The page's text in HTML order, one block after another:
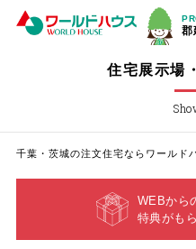
郡
住宅展示場
千葉・茨城の注文住宅ならワールド
WEBから
特典がも